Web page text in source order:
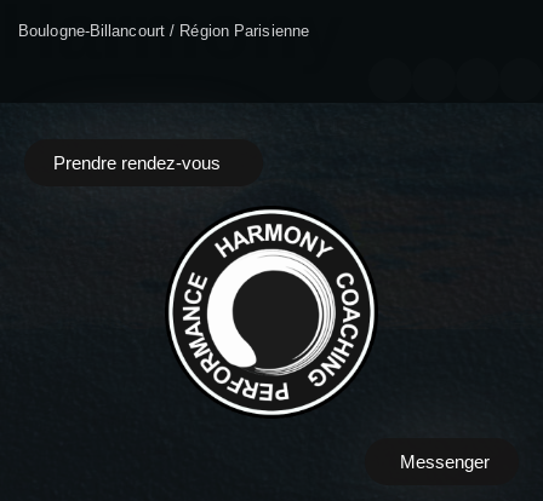
Harmony
Boulogne-Billancourt / Région Parisienne
Prendre rendez-vous
Messenger